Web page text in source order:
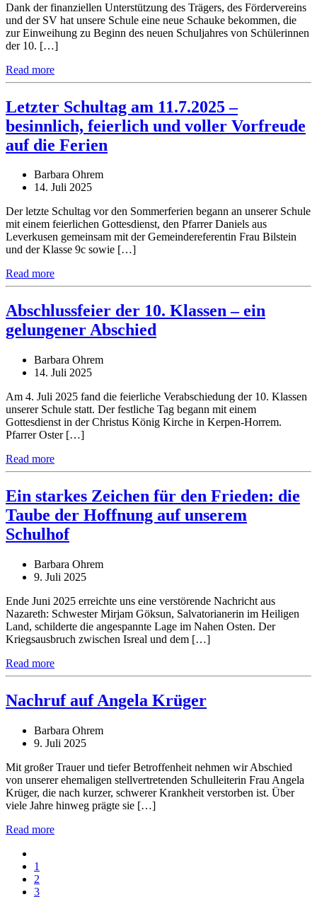
Dank der finanziellen Unterstützung des Trägers, des Fördervereins
und der SV hat unsere Schule eine neue Schauke bekommen, die
zur Einweihung zu Beginn des neuen Schuljahres von Schülerinnen
der 10. […]
Read more
Letzter Schultag am 11.7.2025 –
besinnlich, feierlich und voller Vorfreude
auf die Ferien
Barbara Ohrem
14. Juli 2025
Der letzte Schultag vor den Sommerferien begann an unserer Schule
mit einem feierlichen Gottesdienst, den Pfarrer Daniels aus
Leverkusen gemeinsam mit der Gemeindereferentin Frau Bilstein
und der Klasse 9c sowie […]
Read more
Abschlussfeier der 10. Klassen – ein
gelungener Abschied
Barbara Ohrem
14. Juli 2025
Am 4. Juli 2025 fand die feierliche Verabschiedung der 10. Klassen
unserer Schule statt. Der festliche Tag begann mit einem
Gottesdienst in der Christus König Kirche in Kerpen-Horrem.
Pfarrer Oster […]
Read more
Ein starkes Zeichen für den Frieden: die
Taube der Hoffnung auf unserem
Schulhof
Barbara Ohrem
9. Juli 2025
Ende Juni 2025 erreichte uns eine verstörende Nachricht aus
Nazareth: Schwester Mirjam Göksun, Salvatorianerin im Heiligen
Land, schilderte die angespannte Lage im Nahen Osten. Der
Kriegsausbruch zwischen Isreal und dem […]
Read more
Nachruf auf Angela Krüger
Barbara Ohrem
9. Juli 2025
Mit großer Trauer und tiefer Betroffenheit nehmen wir Abschied
von unserer ehemaligen stellvertretenden Schulleiterin Frau Angela
Krüger, die nach kurzer, schwerer Krankheit verstorben ist. Über
viele Jahre hinweg prägte sie […]
Read more
1
2
3